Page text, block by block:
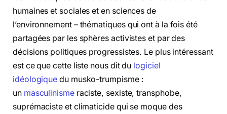
humaines et sociales et en sciences de
l’environnement – thématiques qui ont à la fois été
partagées par les sphères activistes et par des
décisions politiques progressistes. Le plus intéressant
est ce que cette liste nous dit du logiciel
idéologique du musko-trumpisme :
un masculinismeraciste, sexiste, transphobe,
suprémaciste et climaticide qui se moque des